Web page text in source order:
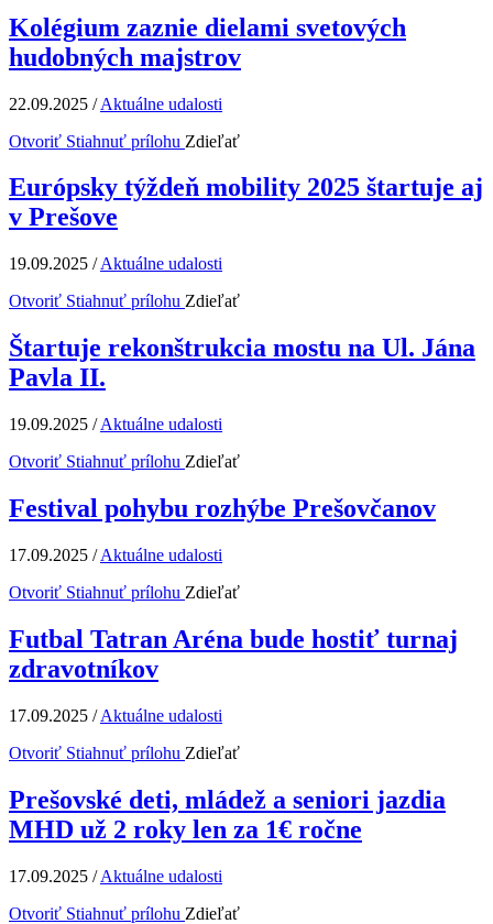
Kolégium zaznie dielami svetových
hudobných majstrov
22.09.2025 /Aktuálne udalosti
Otvoriť Stiahnuť prílohu Zdieľať
Európsky týždeň mobility 2025 štartuje aj
v Prešove
19.09.2025 /Aktuálne udalosti
Otvoriť Stiahnuť prílohu Zdieľať
Štartuje rekonštrukcia mostu na Ul. Jána
Pavla II.
19.09.2025 /Aktuálne udalosti
Otvoriť Stiahnuť prílohu Zdieľať
Festival pohybu rozhýbe Prešovčanov
17.09.2025 /Aktuálne udalosti
Otvoriť Stiahnuť prílohu Zdieľať
Futbal Tatran Aréna bude hostiť turnaj
zdravotníkov
17.09.2025 /Aktuálne udalosti
Otvoriť Stiahnuť prílohu Zdieľať
Prešovské deti, mládež a seniori jazdia
MHD už 2 roky len za 1€ ročne
17.09.2025 /Aktuálne udalosti
Otvoriť Stiahnuť prílohu Zdieľať